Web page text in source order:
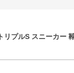
プルS スニーカー